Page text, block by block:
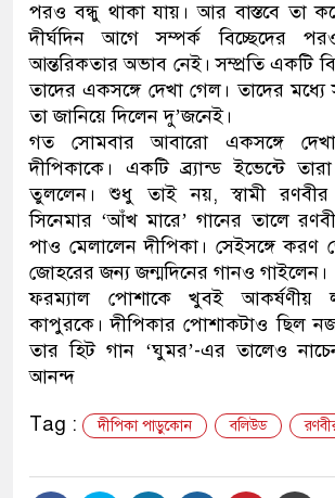
পরও বন্ধু থাকা যায়। আর বাস্তবে তা
দীর্ঘদিন আগে সম্পর্ক বিচ্ছেদের
আন্তরিকতার অভাব নেই। সম্প্রতি একটি
তাদের একসঙ্গে দেখা গেল। তাদের মধ্যে
তা জানিয়ে দিলেন দু’জনেই।
গত সোমবার আবারো একসঙ্গে
দীপিকাকে। একটি ব্র্যান্ড ইভেন্টে
তুললেন। শুধু তাই নয়, স্বামী রণবীর
সিনেমার ‘আঁখ মারে’ গানের তালে
পাও মেলালেন দীপিকা। সেইসঙ্গে করণ
জোহরের জন্য জন্মদিনের গানও গাইলেন।
ফরম্যাল পোশাকে খুবই আকর্ষণীয়
কাপুরকে। দীপিকার পোশাকটাও ছিল
তার হিট গান ‘ঘুমর’-এর তালেও
আনন্দ
Tag :
দীপিকা পাড়ুকোন বলিউড